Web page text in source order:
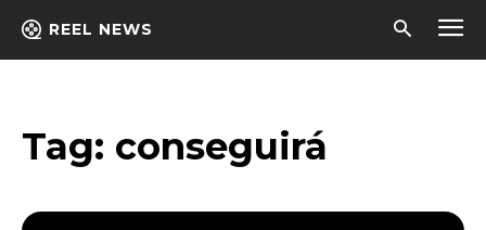
REEL NEWS
Tag: conseguirá